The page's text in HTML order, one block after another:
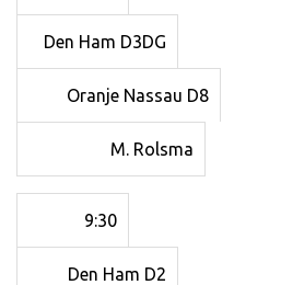
Den Ham D3DG
Oranje Nassau D8
M. Rolsma
9:30
Den Ham D2